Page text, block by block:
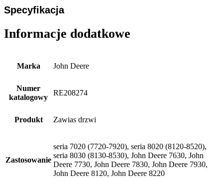
Specyfikacja
Informacje dodatkowe
Marka John Deere
Numer
katalogowy
RE208274
Produkt Zawias drzwi
Zastosowanie
seria 7020 (7720-7920), seria 8020 (8120-8520),
seria 8030 (8130-8530), John Deere 7630, John
Deere 7730, John Deere 7830, John Deere 7930,
John Deere 8120, John Deere 8220